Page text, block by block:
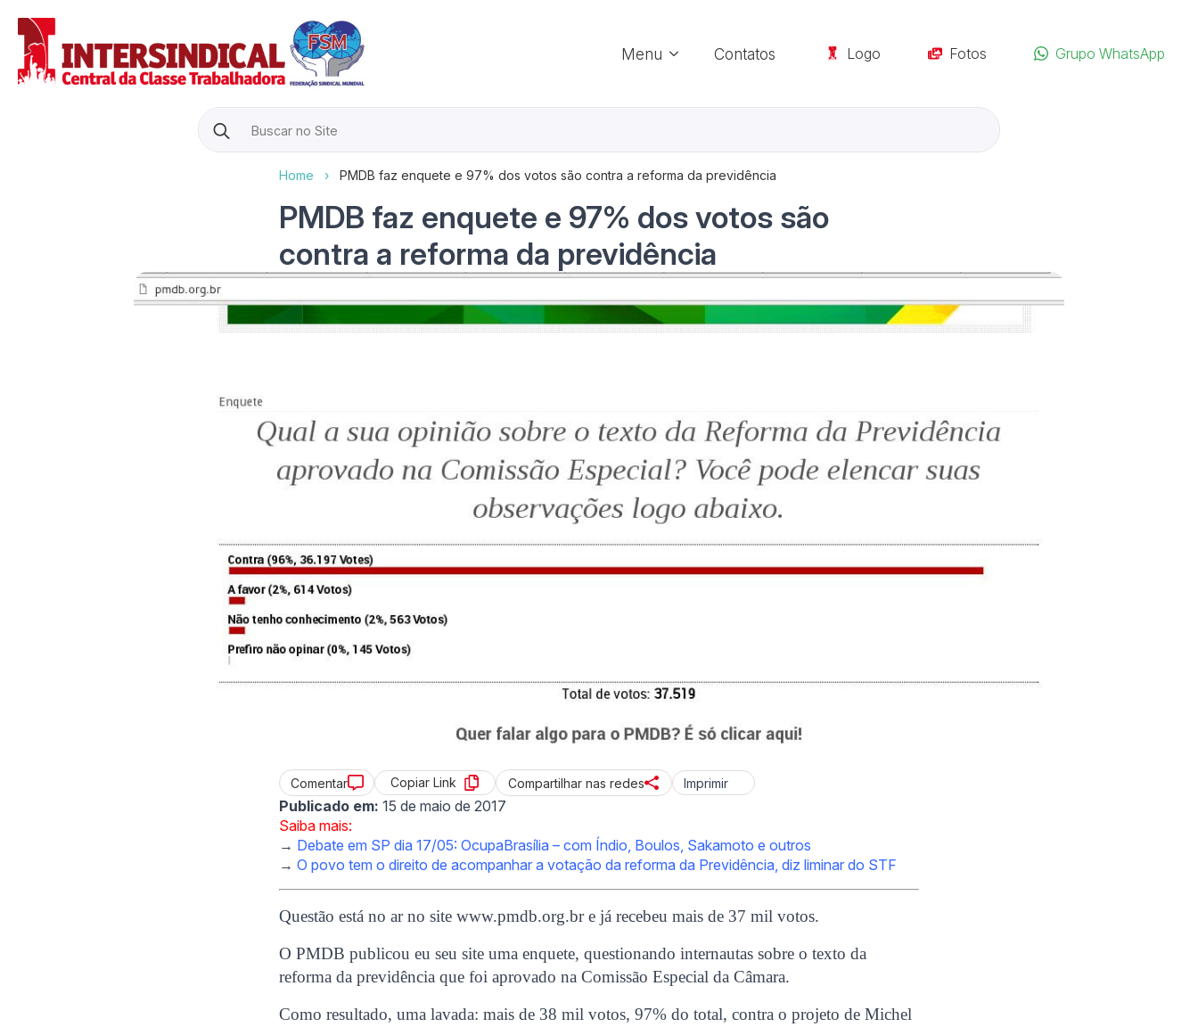
Menu Contatos Logo Fotos Grupo WhatsApp
Search
for:
Home › PMDB faz enquete e 97% dos votos são contra a reforma da previdência
PMDB faz enquete e 97% dos votos são
contra a reforma da previdência
Comentar Copiar Link Compartilhar nas redes Imprimir
Publicado em: 15 de maio de 2017
Saiba mais:
→ Debate em SP dia 17/05: OcupaBrasília – com Índio, Boulos, Sakamoto e outros
→O povo tem o direito de acompanhar a votação da reforma da Previdência, diz liminar do STF
Questão está no ar no site www.pmdb.org.br e já recebeu mais de 37 mil votos.
O PMDB publicou eu seu site uma enquete, questionando internautas sobre o texto da
reforma da previdência que foi aprovado na Comissão Especial da Câmara.
Como resultado, uma lavada: mais de 38 mil votos, 97% do total, contra o projeto de Michel